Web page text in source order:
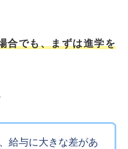
合でも、まずは進学を
給与に大きな差があ